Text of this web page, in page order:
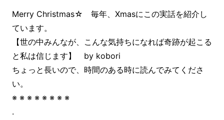
Merry Christmas☆
毎年、Xmasにこの実話を紹介し
ています。
【世の中みんなが、こんな気持ちになれば奇跡が起こる
と私は信じます】 by kobori
ちょっと長いので、時間のある時に読んでみてくださ
い。
※ ※ ※ ※ ※ ※ ※ ※
.